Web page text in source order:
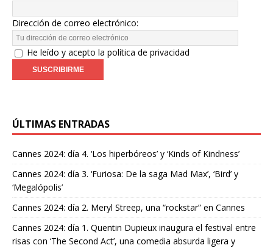
Dirección de correo electrónico:
He leído y acepto la política de privacidad
ÚLTIMAS ENTRADAS
Cannes 2024: día 4. ‘Los hiperbóreos’ y ‘Kinds of Kindness’
Cannes 2024: día 3. ‘Furiosa: De la saga Mad Max’, ‘Bird’ y
‘Megalópolis’
Cannes 2024: día 2. Meryl Streep, una “rockstar” en Cannes
Cannes 2024: día 1. Quentin Dupieux inaugura el festival entre
risas con ‘The Second Act’, una comedia absurda ligera y